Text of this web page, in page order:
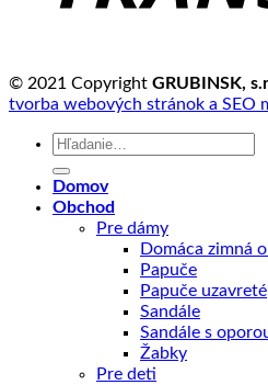
© 2021 Copyright GRUBINSK,
tvorba webových stránok a SEO
Hľadať:
Domov
Obchod
Pre dámy
Domáca zimná
Papuče
Papuče uzavreté
Sandále
Sandále s
Žabky
Pre deti